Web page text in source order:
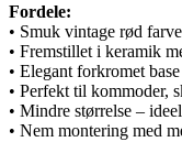
Fordele:
• Smuk vintage rød
• Fremstillet i keramik
• Elegant forkromet base
• Perfekt til kommoder,
• Mindre størrelse –
• Nem montering med